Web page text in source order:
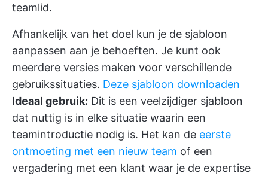
teamlid.
Afhankelijk van het doel kun je de sjabloon
aanpassen aan je behoeften. Je kunt ook
meerdere versies maken voor verschillende
gebruikssituaties. Deze sjabloon downloaden
Ideaal gebruik: Dit is een veelzijdiger sjabloon
dat nuttig is in elke situatie waarin een
teamintroductie nodig is. Het kan de eerste
ontmoeting met een nieuw team of een
vergadering met een klant waar je de expertise